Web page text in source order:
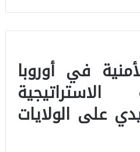
في أوروبا
على الولايات